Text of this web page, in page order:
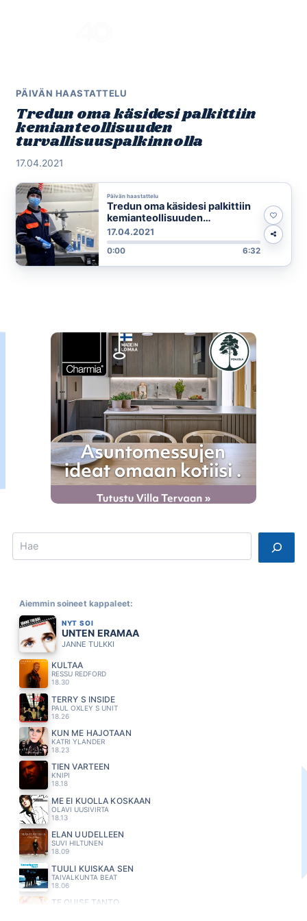
PÄIVÄN HAASTATTELU
Tredun oma käsidesi palkittiin
kemianteollisuuden
turvallisuuspalkinnolla
17.04.2021
Päivän haastattelu
Tredun oma käsidesi palkittiin
kemianteollisuuden
turvallisuuspalkinnolla
17.04.2021
0:00 6:32
Search
Aiemmin soineet kappaleet:
NYT SOI
UNTEN ERAMAA
JANNE TULKKI
KULTAA
RESSU REDFORD
18.30
TERRY S INSIDE
PAUL OXLEY S UNIT
18.26
KUN ME HAJOTAAN
KATRI YLANDER
18.23
TIEN VARTEEN
KNIPI
18.18
ME EI KUOLLA KOSKAAN
OLAVI UUSIVIRTA
18.13
ELÄN UUDELLEEN
SUVI HILTUNEN
18.09
TUULI KUISKAA SEN
TAIVALKUNTA BEAT
18.06
TE QUISE TANTO